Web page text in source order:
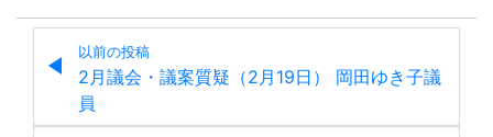
以前の投稿
2月議会・議案質疑（2月19日） 岡田ゆき子議
員